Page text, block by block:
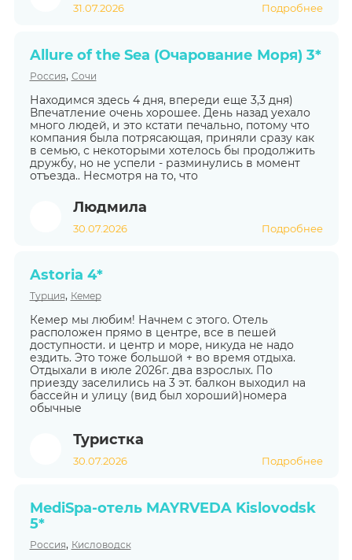
31.07.2026 Подробнее
Allure of the Sea (Очарование Моря) 3*
Россия, Сочи
Находимся здесь 4 дня, впереди еще 3,3 дня)
Впечатление очень хорошее. День назад уехало
много людей, и это кстати печально, потому что
компания была потрясающая, приняли сразу как
в семью, с некоторыми хотелось бы продолжить
дружбу, но не успели - разминулись в момент
отъезда.. Несмотря на то, что
Людмила
30.07.2026 Подробнее
Astoria 4*
Турция, Кемер
Кемер мы любим! Начнем с этого. Отель
расположен прямо в центре, все в пешей
доступности. и центр и море, никуда не надо
ездить. Это тоже большой + во время отдыха.
Отдыхали в июле 2026г. два взрослых. По
приезду заселились на 3 эт. балкон выходил на
бассейн и улицу (вид был хороший)номера
обычные
Туристка
30.07.2026 Подробнее
MediSpa-отель MAYRVEDA Kislovodsk
5*
Россия, Кисловодск